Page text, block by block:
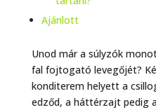
Ajánlott
Unod már a súlyzók
fal fojtogató levegőjét?
konditerem helyett a
edződ, a háttérzajt pedig